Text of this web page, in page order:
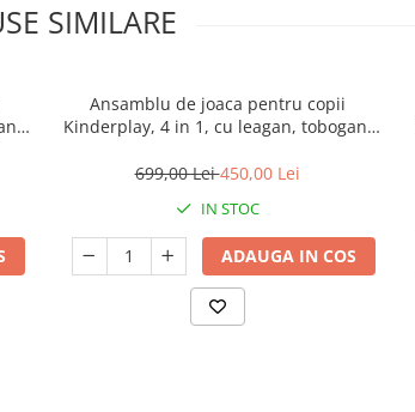
SIMILARE
Ansamblu de joaca pentru copii
Kinderplay, 4 in 1, cu leagan, tobogan,
turquoise
699,00 Lei450,00 Lei
IN STOC
ADAUGA IN COS